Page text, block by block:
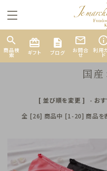
search
商品検
索
card_giftcard
ギフト ブログ
mail_outline
お問合
せ
利用
ド
カテゴリーから探す
TOP 国産シルク
国
[ 並び順を変更 ] - お
全 [26] 商品中 [1-20] 商品を